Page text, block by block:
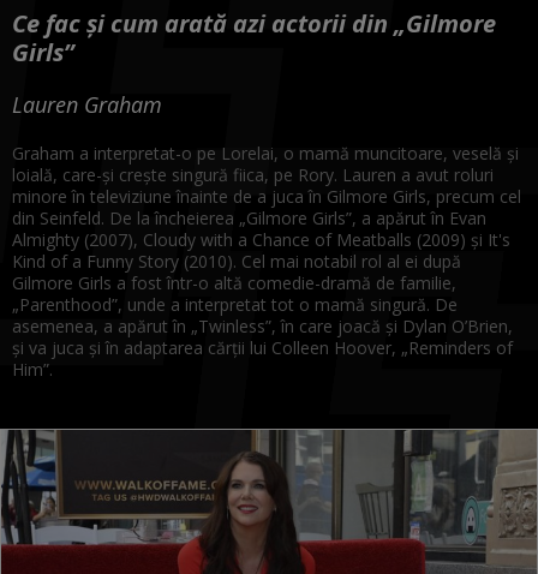
Ce fac și cum arată azi actorii din „Gilmore
Girls”
Lauren Graham
Graham a interpretat-o pe Lorelai, o mamă muncitoare, veselă și
loială, care-și crește singură fiica, pe Rory. Lauren a avut roluri
minore în televiziune înainte de a juca în Gilmore Girls, precum cel
din Seinfeld. De la încheierea „Gilmore Girls”, a apărut în Evan
Almighty (2007), Cloudy with a Chance of Meatballs (2009) și It's
Kind of a Funny Story (2010). Cel mai notabil rol al ei după
Gilmore Girls a fost într-o altă comedie-dramă de familie,
„Parenthood”, unde a interpretat tot o mamă singură. De
asemenea, a apărut în „Twinless”, în care joacă și Dylan O’Brien,
și va juca și în adaptarea cărții lui Colleen Hoover, „Reminders of
Him”.